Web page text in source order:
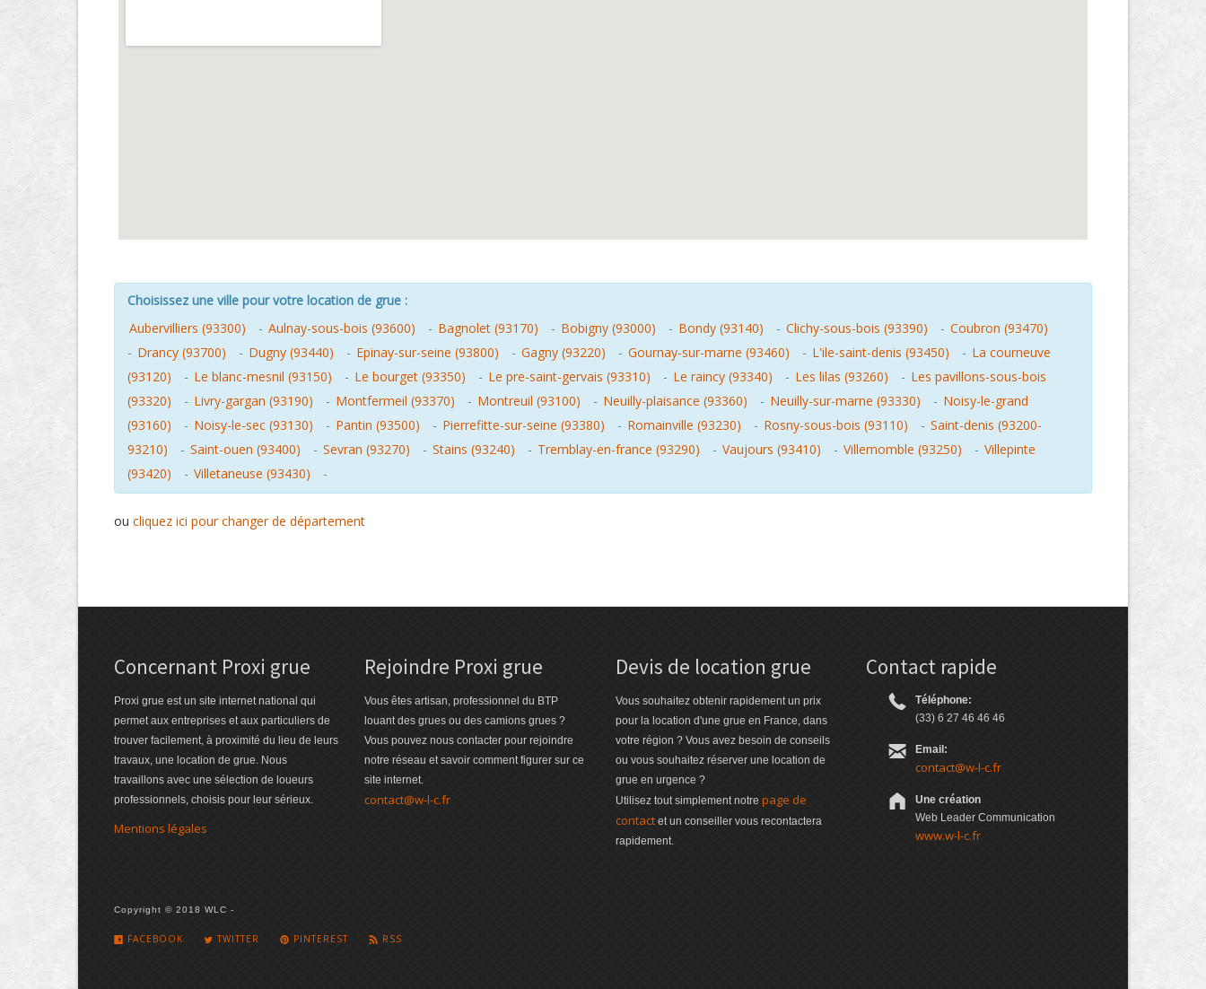
Choisissez une ville pour votre location de grue :
Aubervilliers (93300)
- Aulnay-sous-bois (93600) - Bagnolet (93170) - Bobigny (93000) - Bondy (93140) - Clichy-sous-bois (93390) - Coubron (93470)
- Drancy (93700) - Dugny (93440) - Epinay-sur-seine (93800) - Gagny (93220) - Gournay-sur-marne (93460) - L'ile-saint-denis (93450) - La courneuve
(93120)
- Le blanc-mesnil (93150) - Le bourget (93350) - Le pre-saint-gervais (93310) - Le raincy (93340) - Les lilas (93260) - Les pavillons-sous-bois
(93320)
- Livry-gargan (93190) - Montfermeil (93370) - Montreuil (93100) - Neuilly-plaisance (93360) - Neuilly-sur-marne (93330) - Noisy-le-grand
(93160)
- Noisy-le-sec (93130) - Pantin (93500) - Pierrefitte-sur-seine (93380) - Romainville (93230) - Rosny-sous-bois (93110) - Saint-denis (93200-
93210)
- Saint-ouen (93400) - Sevran (93270) - Stains (93240) - Tremblay-en-france (93290) - Vaujours (93410) - Villemomble (93250) - Villepinte
(93420)
- Villetaneuse (93430) -
ou cliquez ici pour changer de département
Concernant Proxi grue
Proxi grue est un site internet national qui
permet aux entreprises et aux particuliers de
trouver facilement, à proximité du lieu de leurs
travaux, une location de grue. Nous
travaillons avec une sélection de loueurs
professionnels, choisis pour leur sérieux.
Mentions légales
Rejoindre Proxi grue
Vous êtes artisan, professionnel du BTP
louant des grues ou des camions grues ?
Vous pouvez nous contacter pour rejoindre
notre réseau et savoir comment figurer sur ce
site internet.
contact@w-l-c.fr
Devis de location grue
Vous souhaitez obtenir rapidement un prix
pour la location d'une grue en France, dans
votre région ? Vous avez besoin de conseils
ou vous souhaitez réserver une location de
grue en urgence ?
Utilisez tout simplement notre page de
contactet un conseiller vous recontactera
rapidement.
Contact rapide
Téléphone:
(33) 6 27 46 46 46
Email:
contact@w-l-c.fr
Une création
Web Leader Communication
www.w-l-c.fr
Copyright © 2018 WLC -
FACEBOOK TWITTER PINTEREST RSS